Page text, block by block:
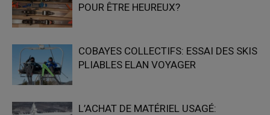
POUR ÊTRE HEUREUX?
COBAYES COLLECTIFS: ESSAI DES SKIS
PLIABLES ELAN VOYAGER
L’ACHAT DE MATÉRIEL USAGÉ: